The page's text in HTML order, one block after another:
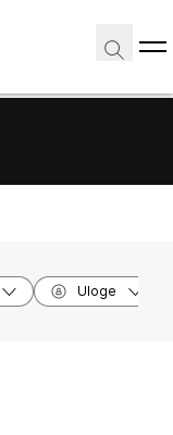
Uloge